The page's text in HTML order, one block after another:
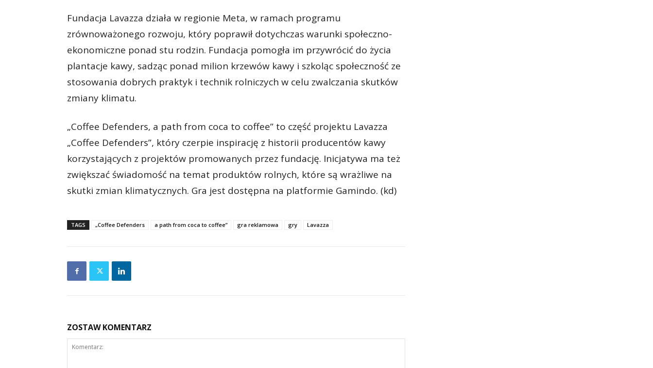
Fundacja Lavazza działa w regionie Meta, w ramach programu
zrównoważonego rozwoju, który poprawił dotychczas warunki społeczno-
ekonomiczne ponad stu rodzin. Fundacja pomogła im przywrócić do życia
plantacje kawy, sadząc ponad milion krzewów kawy i szkoląc społeczność ze
stosowania dobrych praktyk i technik rolniczych w celu zwalczania skutków
zmiany klimatu.
„Coffee Defenders, a path from coca to coffee” to część projektu Lavazza
„Coffee Defenders”, który czerpie inspirację z historii producentów kawy
korzystających z projektów promowanych przez fundację. Inicjatywa ma też
zwiększać świadomość na temat produktów rolnych, które są wrażliwe na
skutki zmian klimatycznych. Gra jest dostępna na platformie Gamindo. (kd)
TAGS „Coffee Defenders a path from coca to coffee” gra reklamowa gry Lavazza
ZOSTAW KOMENTARZ